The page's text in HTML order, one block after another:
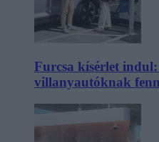
Furcsa kísérlet
villanyautóknak